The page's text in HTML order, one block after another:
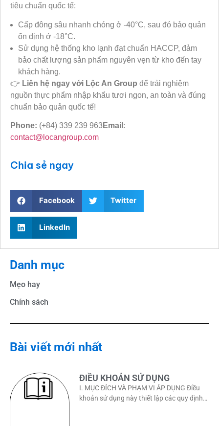
tiêu chuẩn quốc tế:
Cấp đông sâu nhanh chóng ở -40°C, sau đó bảo quản
ổn định ở -18°C.
Sử dụng hệ thống kho lạnh đạt chuẩn HACCP, đảm
bảo chất lượng sản phẩm nguyên vẹn từ kho đến tay
khách hàng.
👉 Liên hệ ngay với Lộc An Group để trải nghiệm
nguồn thực phẩm nhập khẩu tươi ngon, an toàn và đúng
chuẩn bảo quản quốc tế!
Phone: (+84) 339 239 963 Email :
contact@locangroup.com
Chia sẻ ngay
Facebook Twitter
LinkedIn
Danh mục
Mẹo hay
Chính sách
Bài viết mới nhất
ĐIỀU KHOẢN SỬ DỤNG
I. MỤC ĐÍCH VÀ PHẠM VI ÁP DỤNG Điều
khoản sử dụng này thiết lập các quy định